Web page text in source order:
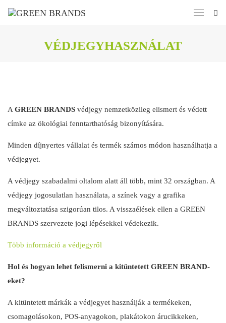
VÉDJEGYHASZNÁLAT
A GREEN BRANDS védjegy nemzetközileg elismert és védett
címke az ökológiai fenntarthatóság bizonyítására.
Minden díjnyertes vállalat és termék számos módon használhatja a
védjegyet.
A védjegy szabadalmi oltalom alatt áll több, mint 32 országban. A
védjegy jogosulatlan használata, a színek vagy a grafika
megváltoztatása szigorúan tilos. A visszaélések ellen a GREEN
BRANDS szervezete jogi lépésekkel védekezik.
Több információ a védjegyről
Hol és hogyan lehet felismerni a kitüntetett GREEN BRAND-
eket?
A kitüntetett márkák a védjegyet használják a termékeken,
csomagolásokon, POS-anyagokon, plakátokon árucikkeken,